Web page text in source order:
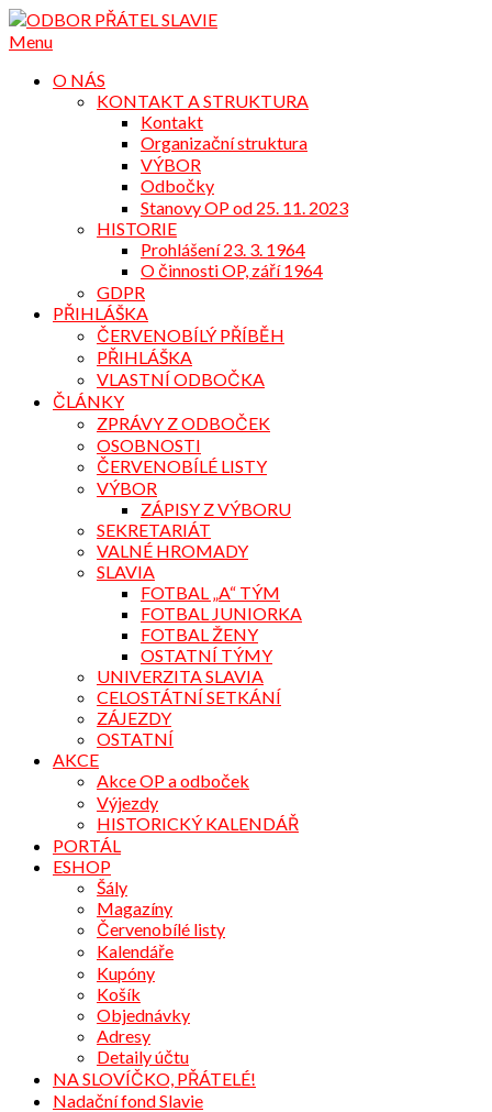
Přejdi
na
Menu
O NÁS
KONTAKT A STRUKTURA
Kontakt
Organizační struktura
VÝBOR
Odbočky
Stanovy OP od 25. 11. 2023
HISTORIE
Prohlášení 23. 3. 1964
O činnosti OP, září 1964
GDPR
PŘIHLÁŠKA
ČERVENOBÍLÝ PŘÍBĚH
PŘIHLÁŠKA
VLASTNÍ ODBOČKA
ČLÁNKY
ZPRÁVY Z ODBOČEK
OSOBNOSTI
ČERVENOBÍLÉ LISTY
VÝBOR
ZÁPISY Z VÝBORU
SEKRETARIÁT
VALNÉ HROMADY
SLAVIA
FOTBAL „A“ TÝM
FOTBAL JUNIORKA
FOTBAL ŽENY
OSTATNÍ TÝMY
UNIVERZITA SLAVIA
CELOSTÁTNÍ SETKÁNÍ
ZÁJEZDY
OSTATNÍ
AKCE
Akce OP a odboček
Výjezdy
HISTORICKÝ KALENDÁŘ
PORTÁL
ESHOP
Šály
Magazíny
Červenobílé listy
Kalendáře
Kupóny
Košík
Objednávky
Adresy
Detaily účtu
NA SLOVÍČKO, PŘÁTELÉ!
Nadační fond Slavie